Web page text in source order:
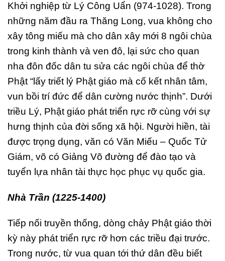
Khởi nghiệp từ Lý Công Uẩn (974-1028). Trong
những năm đầu ra Thăng Long, vua không cho
xây tông miếu mà cho dân xây mới 8 ngôi chùa
trong kinh thành và ven đô, lại sức cho quan
nha đôn đốc dân tu sửa các ngôi chùa để thờ
Phật “lấy triết lý Phật giáo mà cố kết nhân tâm,
vun bồi trí đức để dân cường nước thịnh”. Dưới
triều Lý, Phật giáo phát triển rực rỡ cùng với sự
hưng thịnh của đời sống xã hội. Người hiền, tài
được trọng dụng, văn có Văn Miếu – Quốc Tử
Giám, võ có Giảng Võ đường để đào tạo và
tuyển lựa nhân tài thực học phục vụ quốc gia.
Nhà Trần (1225-1400)
Tiếp nối truyền thống, dòng chảy Phật giáo thời
kỳ này phát triển rực rỡ hơn các triều đại trước.
Trong nước, từ vua quan tới thứ dân đều biết